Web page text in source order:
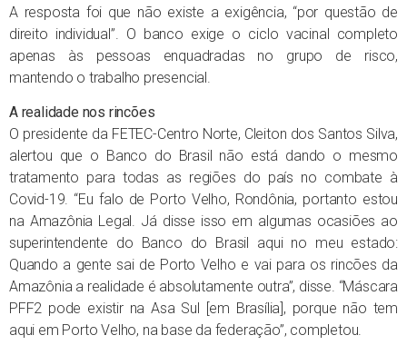
A resposta foi que não existe a exigência, “por questão de
direito individual”. O banco exige o ciclo vacinal completo
apenas às pessoas enquadradas no grupo de risco,
mantendo o trabalho presencial.
A realidade nos rincões
O presidente da FETEC-Centro Norte, Cleiton dos Santos Silva,
alertou que o Banco do Brasil não está dando o mesmo
tratamento para todas as regiões do país no combate à
Covid-19. “Eu falo de Porto Velho, Rondônia, portanto estou
na Amazônia Legal. Já disse isso em algumas ocasiões ao
superintendente do Banco do Brasil aqui no meu estado:
Quando a gente sai de Porto Velho e vai para os rincões da
Amazônia a realidade é absolutamente outra”, disse. “Máscara
PFF2 pode existir na Asa Sul [em Brasília], porque não tem
aqui em Porto Velho, na base da federação”, completou.